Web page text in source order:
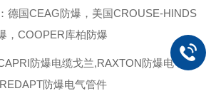
德国CEAG防爆，美国CROUSE-HINDS
，COOPER库柏防爆
防爆电缆戈兰,RAXTON防爆电气管
防爆电气管件